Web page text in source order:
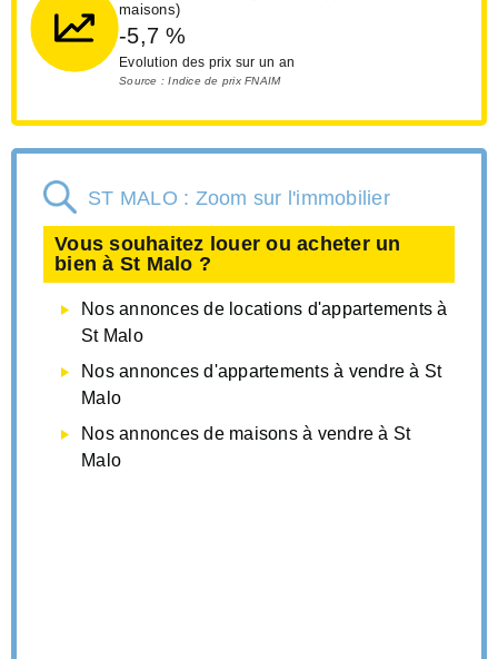
maisons)
-5,7%
Evolution des prix sur un an
Source : Indice de prix FNAIM
ST MALO : Zoom sur l'immobilier
Vous souhaitez louer ou acheter un
bien à St Malo ?
Nos annonces de locations d'appartements à
St Malo
Nos annonces d'appartements à vendre à St
Malo
Nos annonces de maisons à vendre à St
Malo